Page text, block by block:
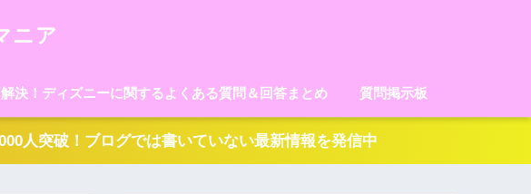
ニア
決！ディズニーに関するよくある質問＆回答まとめ 質問掲示板
人突破！ブログでは書いていない最新情報を発信中